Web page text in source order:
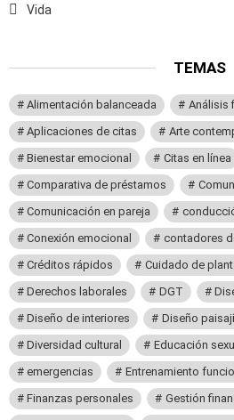
Vida
TEMAS
Alimentación balanceada
Análisis
Aplicaciones de citas
Arte
Bienestar emocional
Citas en línea
Comparativa de préstamos
Comunicación en pareja
Conexión emocional
contadores
Créditos rápidos
Cuidado de
Derechos laborales
DGT
Diseño de interiores
Diseño
Diversidad cultural
Educación
emergencias
Entrenamiento
Finanzas personales
Gestión